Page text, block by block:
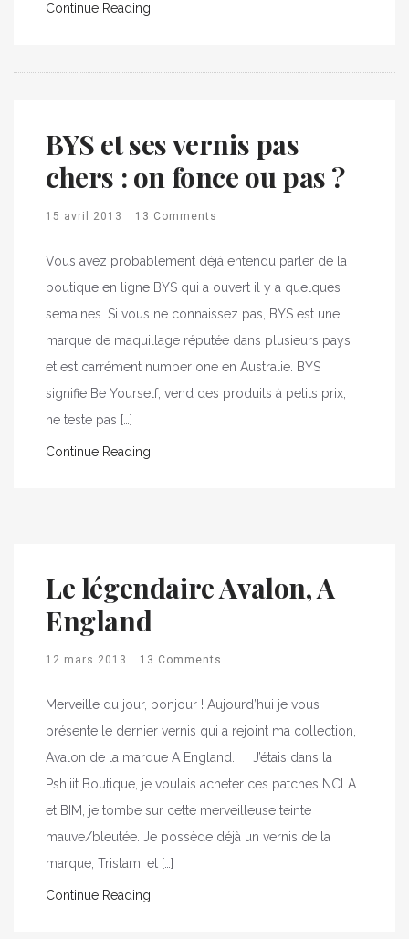
Continue Reading
BYS et ses vernis pas
chers : on fonce ou pas ?
15 avril 2013 13 Comments
Vous avez probablement déjà entendu parler de la
boutique en ligne BYS qui a ouvert il y a quelques
semaines. Si vous ne connaissez pas, BYS est une
marque de maquillage réputée dans plusieurs pays
et est carrément number one en Australie. BYS
signifie Be Yourself, vend des produits à petits prix,
ne teste pas […]
Continue Reading
Le légendaire Avalon, A
England
12 mars 2013 13 Comments
Merveille du jour, bonjour ! Aujourd’hui je vous
présente le dernier vernis qui a rejoint ma collection,
Avalon de la marque A England. J’étais dans la
Pshiiit Boutique, je voulais acheter ces patches NCLA
et BIM, je tombe sur cette merveilleuse teinte
mauve/bleutée. Je possède déjà un vernis de la
marque, Tristam, et […]
Continue Reading